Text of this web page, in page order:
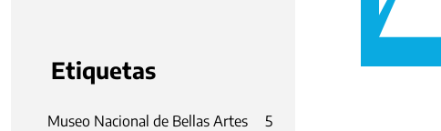
Etiquetas
Museo Nacional de Bellas Artes
5